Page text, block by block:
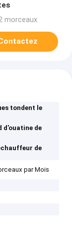
morceaux
tondent le
d'ouatine de
de
par Mois